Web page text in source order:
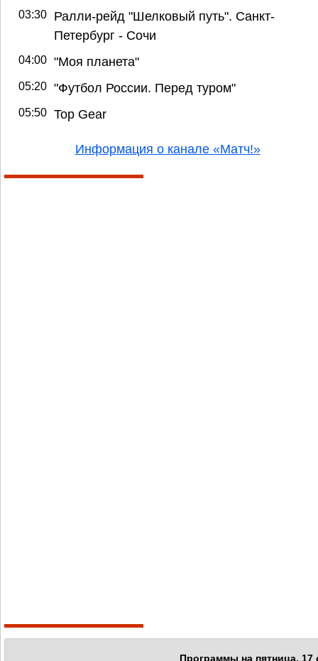
03:30
Ралли-рейд "Шелковый путь". Санкт-
Петербург - Сочи
04:00 "Моя планета"
05:20 "Футбол России. Перед туром"
05:50 Top Gear
Информация о канале «Матч!»
Программы на пятница, 17